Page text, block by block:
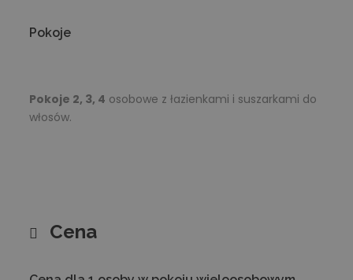
Pokoje
Pokoje 2, 3, 4 osobowe z łazienkami i suszarkami do
włosów.
Cena